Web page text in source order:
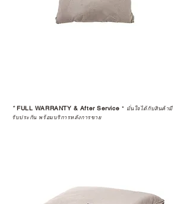
ค้าที่คุณกำลังเลือกซื้อนั้น มีการรับ
ประกันสินค้าจากตัวแทนจำหน่าย
ในอุปกรณ์ที่คุณรัก มีคุณค่าอย่าง
ประสบการณ์ที่สมบูรณ์แบบในระยะ
*FULL WARRANTY & After Service * มั่นใจได้กับสินค้ามี
รับประกัน พร้อมบริการหลังการขาย